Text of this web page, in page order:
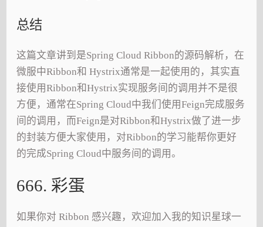
总结
这篇文章讲到是Spring Cloud Ribbon的源码解析，在
微服中Ribbon和 Hystrix通常是一起使用的，其实直
接使用Ribbon和Hystrix实现服务间的调用并不是很
方便，通常在Spring Cloud中我们使用Feign完成服务
间的调用，而Feign是对Ribbon和Hystrix做了进一步
的封装方便大家使用，对Ribbon的学习能帮你更好
的完成Spring Cloud中服务间的调用。
666. 彩蛋
如果你对 Ribbon 感兴趣，欢迎加入我的知识星球一